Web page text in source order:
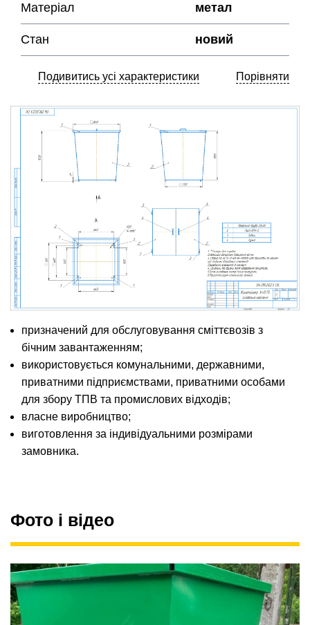
Матеріал метал
Стан новий
Подивитись усі характеристики Порівняти
призначений для обслуговування сміттєвозів з
бічним завантаженням;
використовується комунальними, державними,
приватними підприємствами, приватними особами
для збору ТПВ та промислових відходів;
власне виробництво;
виготовлення за індивідуальними розмірами
замовника.
Фото і відео